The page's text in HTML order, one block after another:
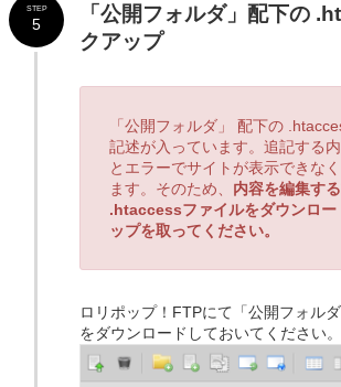
「公開フォルダ」配下の
クアップ
「公開フォルダ」 配下の
記述が入っています。追記する
とエラーでサイトが表示できな
ます。そのため、 内容を編集す
.htaccessファイルをダウンロー
ップを取ってください。
ロリポップ！FTPにて「公開フォル
をダウンロードしておいてください。
STEP
5